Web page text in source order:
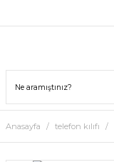
Anasayfa telefon kılıfı